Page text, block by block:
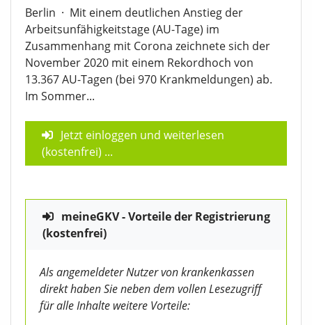
Berlin · Mit einem deutlichen Anstieg der
Arbeitsunfähigkeitstage (AU-Tage) im
Zusammenhang mit Corona zeichnete sich der
November 2020 mit einem Rekordhoch von
13.367 AU-Tagen (bei 970 Krankmeldungen) ab.
Im Sommer...
Jetzt einloggen und weiterlesen
(kostenfrei) ...
meineGKV - Vorteile der Registrierung
(kostenfrei)
Als angemeldeter Nutzer von krankenkassen
direkt haben Sie neben dem vollen Lesezugriff
für alle Inhalte weitere Vorteile: